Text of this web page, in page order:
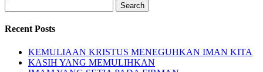
for:
Recent Posts
KEMULIAAN KRISTUS MENEGUHKAN IMAN KITA
KASIH YANG MEMULIHKAN